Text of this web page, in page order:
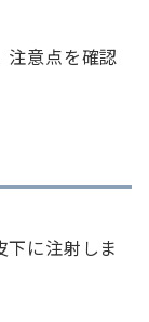
注意点を確認
下に注射しま